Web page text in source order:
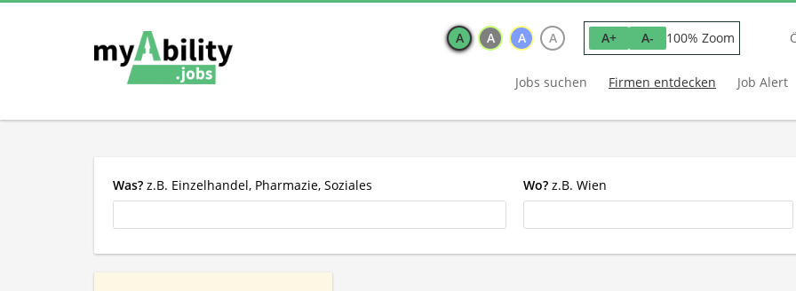
A A A A A+ A- 100% Zoom
Jobs suchen Firmen entdecken Job Alert
Was? z.B. Einzelhandel, Pharmazie, Soziales Wo? z.B. Wien